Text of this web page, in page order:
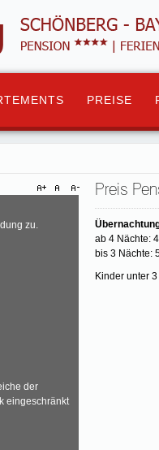
PREISE
zu.
der
eingeschränkt
Preis
ab 4 Nächte:
bis 3 Nächte:
Kinder unter